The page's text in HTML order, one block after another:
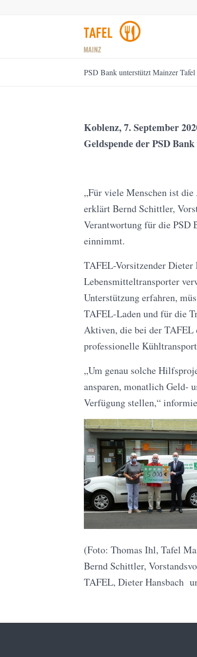
PSD Bank unterstützt Mainzer
Koblenz, 7. September
Geldspende der PSD
„Für viele Menschen ist
erklärt Bernd Schittler,
Verantwortung für die PSD
einnimmt.
TAFEL-Vorsitzender Dieter
Lebensmitteltransporter
Unterstützung erfahren,
TAFEL-Laden und für die
Aktiven, die bei der TAFEL
professionelle
„Um genau solche
ansparen, monatlich Geld-
Verfügung stellen,“
(Foto: Thomas Ihl, Tafel
Bernd Schittler,
TAFEL, Dieter Hansbach